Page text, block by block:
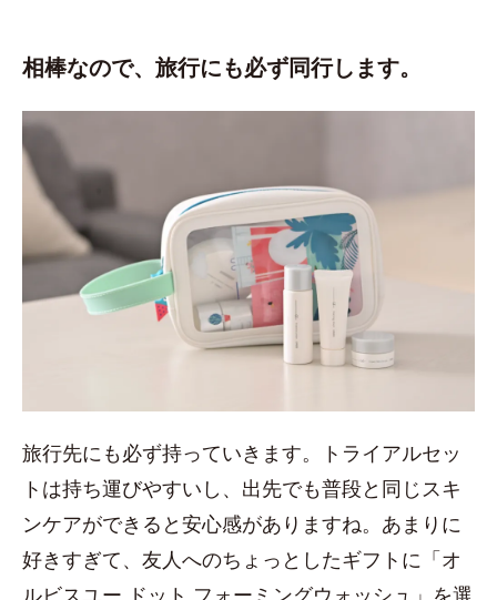
相棒なので、旅行にも必ず同行します。
旅行先にも必ず持っていきます。トライアルセッ
トは持ち運びやすいし、出先でも普段と同じスキ
ンケアができると安心感がありますね。あまりに
好きすぎて、友人へのちょっとしたギフトに「オ